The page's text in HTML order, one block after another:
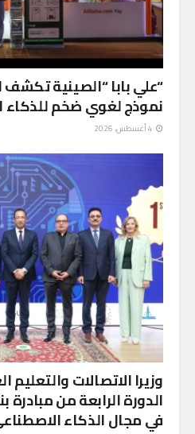
“علي بابا “الصينية
نموذج لغوي ضخم للذكاء
وزيرا الاتصالات
الدورة الرابعة من مبادرة
في مجال الذكاء